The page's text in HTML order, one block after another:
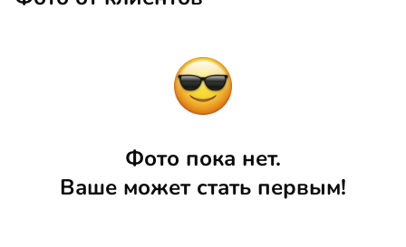
Фото пока нет.
Ваше может стать первым!